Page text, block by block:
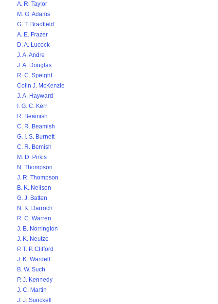
A. R. Taylor
M. G. Adams
G. T. Bradfield
A. E. Frazer
D. A. Lucock
J. A. Andre
J. A. Douglas
R. C. Speight
Colin J. McKenzie
J. A. Hayward
I. G. C. Kerr
R. Beamish
C. R. Beamish
G. I. S. Burnett
C. R. Bemish
M. D. Pirkis
N. Thompson
J. R. Thompson
B. K. Neilson
G. J. Batten
N. K. Darroch
R. C. Warren
J. B. Norrington
J. K. Neutze
P. T. P. Clifford
J. K. Wardell
B. W. Such
P. J. Kennedy
J. C. Martin
J. J. Sunckell